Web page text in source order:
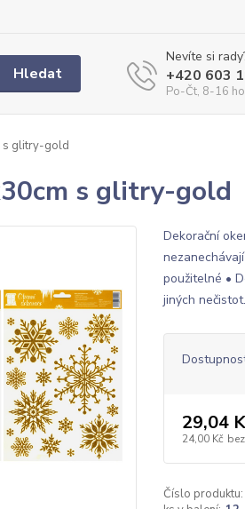
Hledat
Nevíte si
+420 603
Po-Čt, 8-16
s glitry-gold
s glitry-gold
Dekorační
použitelné •
jiných nečistot.
29,04
24,00 Kč
Číslo produktu: